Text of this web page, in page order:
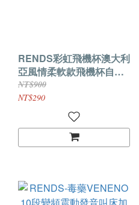
RENDS彩虹飛機杯澳大利
亞風情柔軟款飛機杯自慰
杯(白色)
NT$900
NT$290